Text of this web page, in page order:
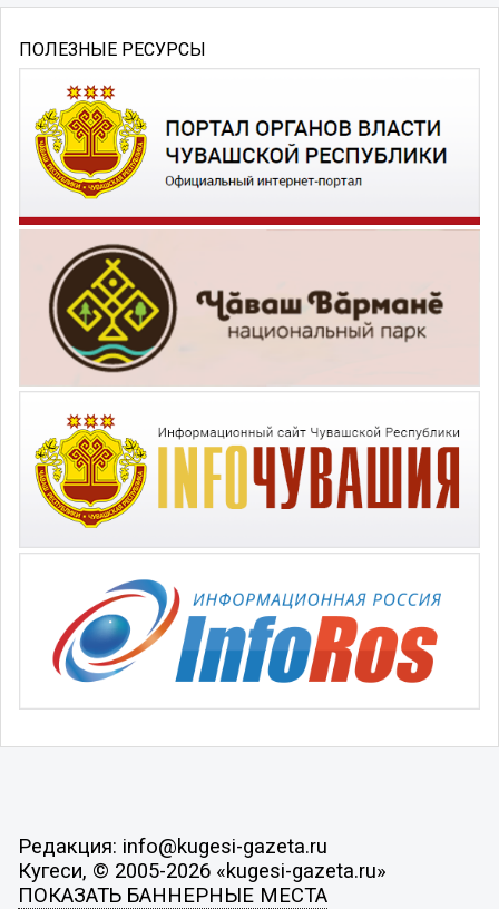
ПОЛЕЗНЫЕ РЕСУРСЫ
Редакция: info@kugesi-gazeta.ru
Кугеси, © 2005-2026 «kugesi-gazeta.ru»
ПОКАЗАТЬ БАННЕРНЫЕ МЕСТА